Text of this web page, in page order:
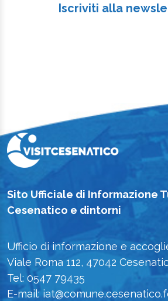
Iscriviti alla
Sito Ufficiale di Informazione
Cesenatico e dintorni
Ufficio di informazione e
Viale Roma 112, 47042
Tel: 0547 79435
E-mail: